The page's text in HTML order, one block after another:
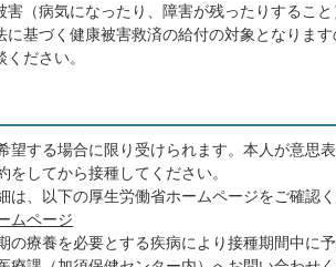
害（病気になったり、障害が残ったりするこ
に基づく健康被害救済の給付の対象となりま
ださい。
望する場合に限り受けられます。本人が意思
をしてから接種してください。
は、以下の厚生労働省ホームページをご確認く
ムページ
の療養を必要とする疾病により接種期間中に